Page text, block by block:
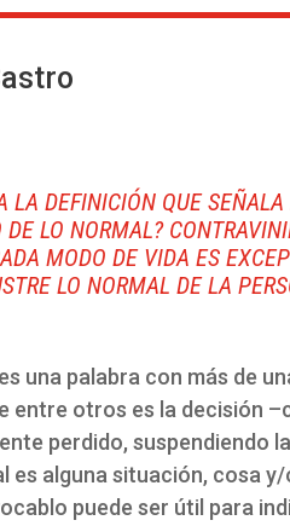
LA DEFINICIÓN QUE
LO NORMAL?
MODO DE VIDA ES
LO NORMAL DE LA
una palabra con más de
entre otros es la decisión
perdido, suspendiendo
es alguna situación, cosa
puede ser útil para